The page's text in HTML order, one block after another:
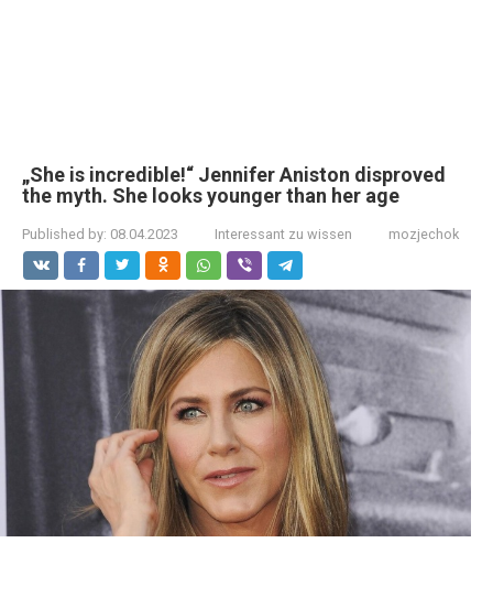
„She is incredible!“ Jennifer Aniston disproved
the myth. She looks younger than her age
Published by: 08.04.2023 Interessant zu wissen mozjechok